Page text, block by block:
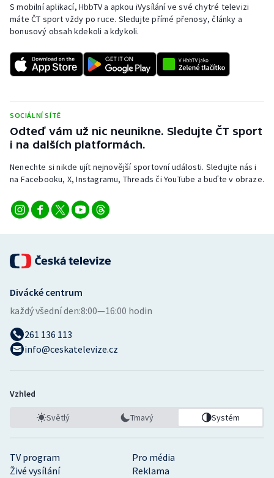
S mobilní aplikací, HbbTV a apkou iVysílání ve své chytré televizi
máte ČT sport vždy po ruce. Sledujte přímé přenosy, články a
bonusový obsah kdekoli a kdykoli.
SOCIÁLNÍ SÍTĚ
Odteď vám už nic neunikne. Sledujte ČT sport
i na dalších platformách.
Nenechte si nikde ujít nejnovější sportovní události. Sledujte nás i
na Facebooku, X, Instagramu, Threads či YouTube a buďte v obraze.
TV program
Pro média
Živé vysílání
Reklama
Divácké centrum
každý všední den:8:00—16:00 hodin
261 136 113
info@ceskatelevize.cz
Vzhled
Světlý Tmavý Systém